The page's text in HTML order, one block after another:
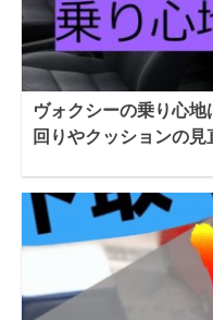
ヴォクシーの乗り心
回りやクッションの見